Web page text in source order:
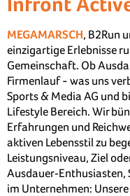
MEGAMARSCH, B2Run
einzigartige Erlebnisse
Gemeinschaft. Ob
Firmenlauf - was uns
Sports & Media AG und
Lifestyle Bereich. Wir
Erfahrungen und
aktiven Lebensstil zu
Leistungsniveau, Ziel
im Unternehmen: